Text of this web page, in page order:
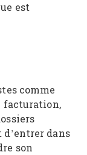
est
comme
facturation,
dans
son